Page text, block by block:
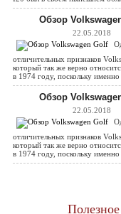
Обзор
22.05.2018
отличительных признаков
который так же верно
в 1974 году, поскольку именно
Обзор
22.05.2018
отличительных признаков
который так же верно
в 1974 году, поскольку именно
Полезное